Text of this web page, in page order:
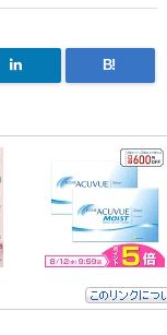
B!